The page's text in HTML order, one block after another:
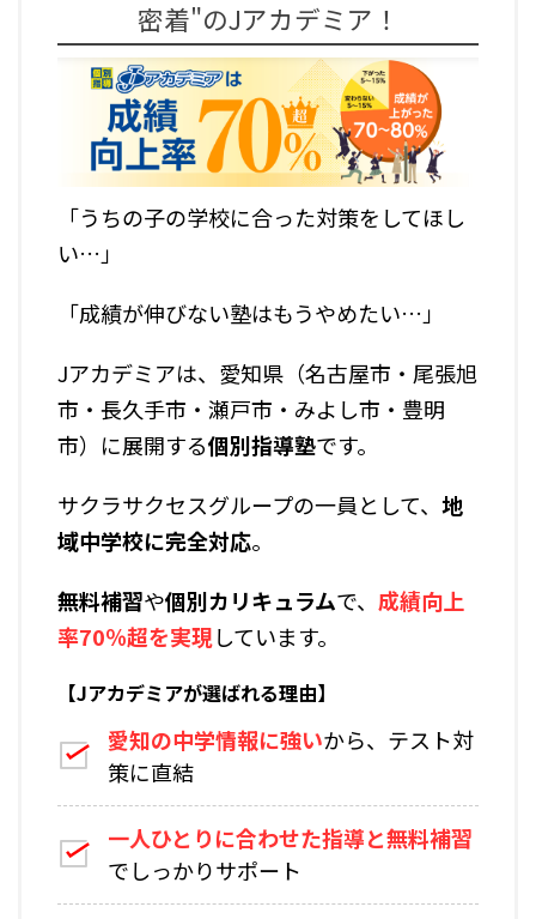
密着"のJアカデミア！
「うちの子の学校に合った対策をしてほし
い…」
「成績が伸びない塾はもうやめたい…」
Jアカデミアは、愛知県（名古屋市・尾張旭
市・長久手市・瀬戸市・みよし市・豊明
市）に展開する個別指導塾です。
サクラサクセスグループの一員として、 地
域中学校に完全対応。
無料補習や個別カリキュラムで、 成績向上
率70％超を実現しています。
【Jアカデミアが選ばれる理由】
愛知の中学情報に強いから、テスト対
策に直結
一人ひとりに合わせた指導と無料補習
でしっかりサポート